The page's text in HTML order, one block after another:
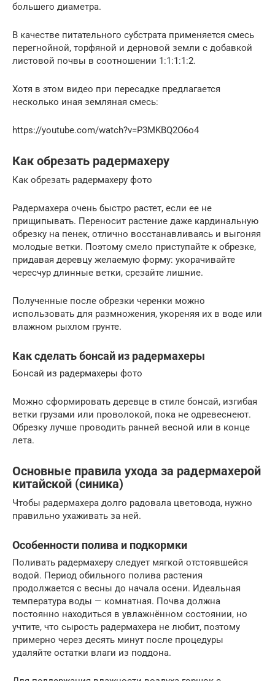
большего диаметра.
В качестве питательного субстрата применяется смесь
перегнойной, торфяной и дерновой земли с добавкой
листовой почвы в соотношении 1:1:1:1:2.
Хотя в этом видео при пересадке предлагается
несколько иная земляная смесь:
https://youtube.com/watch?v=P3MKBQ2O6o4
Как обрезать радермахеру
Как обрезать радермахеру фото
Радермахера очень быстро растет, если ее не
прищипывать. Переносит растение даже кардинальную
обрезку на пенек, отлично восстанавливаясь и выгоняя
молодые ветки. Поэтому смело приступайте к обрезке,
придавая деревцу желаемую форму: укорачивайте
чересчур длинные ветки, срезайте лишние.
Полученные после обрезки черенки можно
использовать для размножения, укореняя их в воде или
влажном рыхлом грунте.
Как сделать бонсай из радермахеры
Бонсай из радермахеры фото
Можно сформировать деревце в стиле бонсай, изгибая
ветки грузами или проволокой, пока не одревеснеют.
Обрезку лучше проводить ранней весной или в конце
лета.
Основные правила ухода за радермахерой
китайской (синика)
Чтобы радермахера долго радовала цветовода, нужно
правильно ухаживать за ней.
Особенности полива и подкормки
Поливать радермахеру следует мягкой отстоявшейся
водой. Период обильного полива растения
продолжается с весны до начала осени. Идеальная
температура воды — комнатная. Почва должна
постоянно находиться в увлажнённом состоянии, но
учтите, что сырость радермахера не любит, поэтому
примерно через десять минут после процедуры
удаляйте остатки влаги из поддона.